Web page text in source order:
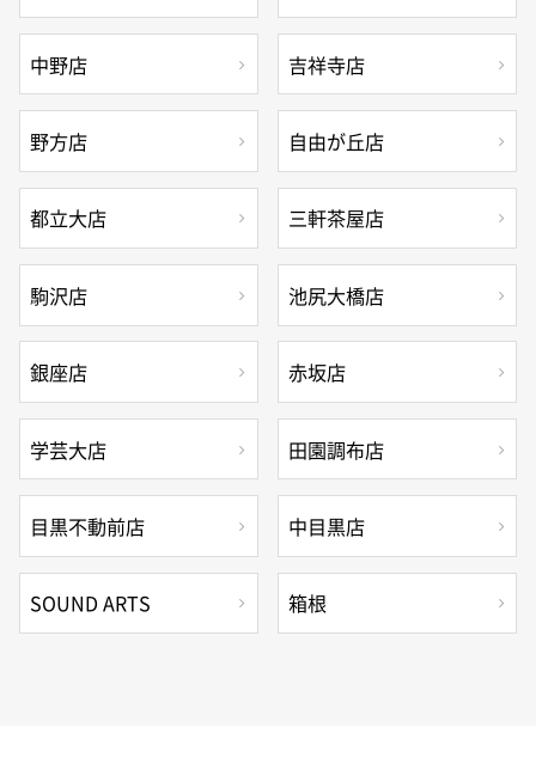
中野店 吉祥寺店
野方店 自由が丘店
都立大店 三軒茶屋店
駒沢店 池尻大橋店
銀座店 赤坂店
学芸大店 田園調布店
目黒不動前店 中目黒店
SOUND ARTS 箱根